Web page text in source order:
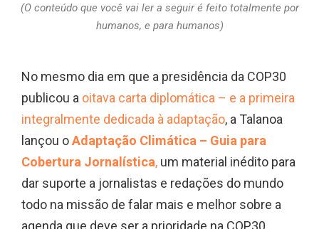
(O conteúdo que você vai ler a seguir é feito totalmente por
humanos, e para humanos)
No mesmo dia em que a presidência da COP30
publicou a oitava carta diplomática – e a primeira
integralmente dedicada à adaptação, a Talanoa
lançou oAdaptação Climática – Guia para
Cobertura Jornalística, um material inédito para
dar suporte a jornalistas e redações do mundo
todo na missão de falar mais e melhor sobre a
agenda que deve ser a prioridade na COP30,